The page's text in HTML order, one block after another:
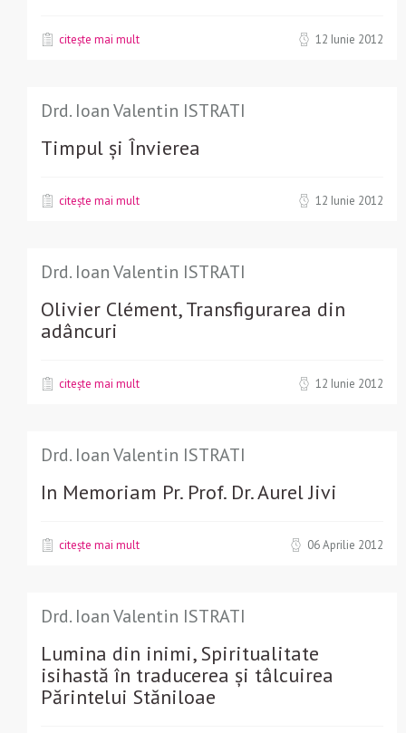
citește mai mult 12 Iunie 2012
Drd. Ioan Valentin ISTRATI
Timpul și Învierea
citește mai mult 12 Iunie 2012
Drd. Ioan Valentin ISTRATI
Olivier Clément, Transfigurarea din
adâncuri
citește mai mult 12 Iunie 2012
Drd. Ioan Valentin ISTRATI
In Memoriam Pr. Prof. Dr. Aurel Jivi
citește mai mult 06 Aprilie 2012
Drd. Ioan Valentin ISTRATI
Lumina din inimi, Spiritualitate
isihastă în traducerea și tâlcuirea
Părintelui Stăniloae